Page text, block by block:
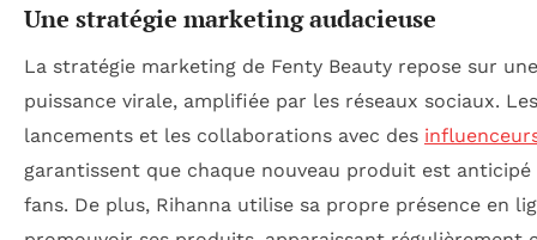
Une stratégie marketing audacieuse
La stratégie marketing de Fenty Beauty repose sur une
puissance virale, amplifiée par les réseaux sociaux.
lancements et les collaborations avec des
garantissent que chaque nouveau produit est anticipé
fans. De plus, Rihanna utilise sa propre présence en